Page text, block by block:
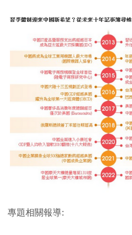
專題相關報導: